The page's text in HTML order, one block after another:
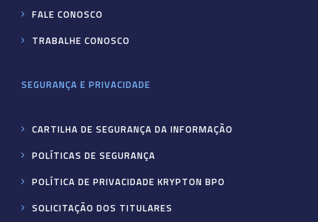
FALE CONOSCO
TRABALHE CONOSCO
SEGURANÇA E PRIVACIDADE
CARTILHA DE SEGURANÇA DA INFORMAÇÃO
POLÍTICAS DE SEGURANÇA
POLÍTICA DE PRIVACIDADE KRYPTON BPO
SOLICITAÇÃO DOS TITULARES